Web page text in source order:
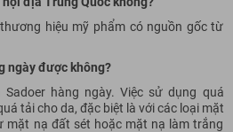
hiệu mỹ phẩm có nguồn gốc từ
ngày được không?
hàng ngày. Việc sử dụng quá
tải cho da, đặc biệt là với các loại mặt
mặt nạ đất sét hoặc mặt nạ làm trắng